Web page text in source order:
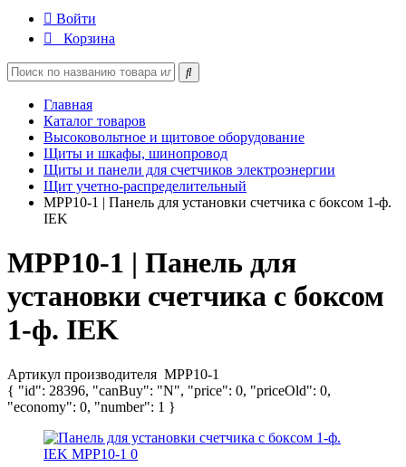
Войти
Корзина
Главная
Каталог товаров
Высоковольтное и щитовое оборудование
Щиты и шкафы, шинопровод
Щиты и панели для счетчиков электроэнергии
Щит учетно-распределительный
MPP10-1 | Панель для установки счетчика с боксом 1-ф.
IEK
MPP10-1 | Панель для
установки счетчика с боксом
1-ф. IEK
Артикул производителя MPP10-1
{ "id": 28396, "canBuy": "N", "price": 0, "priceOld": 0,
"economy": 0, "number": 1 }